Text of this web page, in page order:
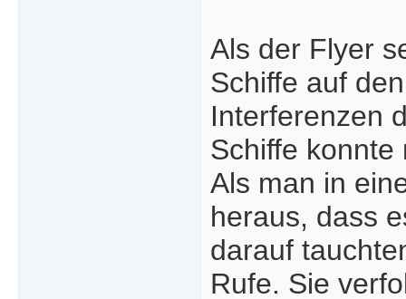
Als der Flyer
Schiffe auf
Interferenzen
Schiffe
Als man in
heraus, dass
darauf
Rufe. Sie